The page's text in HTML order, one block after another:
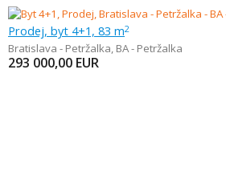
Prodej, byt 4+1, 83 m2
Bratislava - Petržalka, BA - Petržalka
293 000,00 EUR